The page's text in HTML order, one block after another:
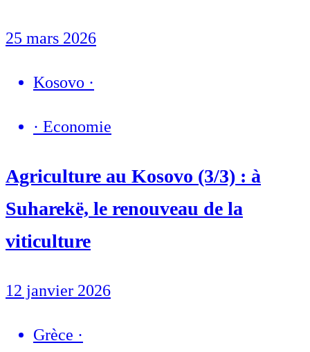
25 mars 2026
Kosovo ·
· Economie
Agriculture au Kosovo (3/3) : à
Suharekë, le renouveau de la
viticulture
12 janvier 2026
Grèce ·